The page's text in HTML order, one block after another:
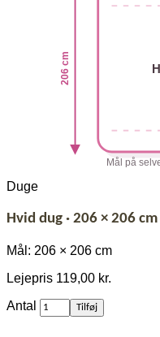
206 cm
Mål på
Duge
Hvid dug · 206 × 206 cm
Mål: 206 × 206 cm
Lejepris 119,00 kr.
Antal
af
Hvid
Tilføj